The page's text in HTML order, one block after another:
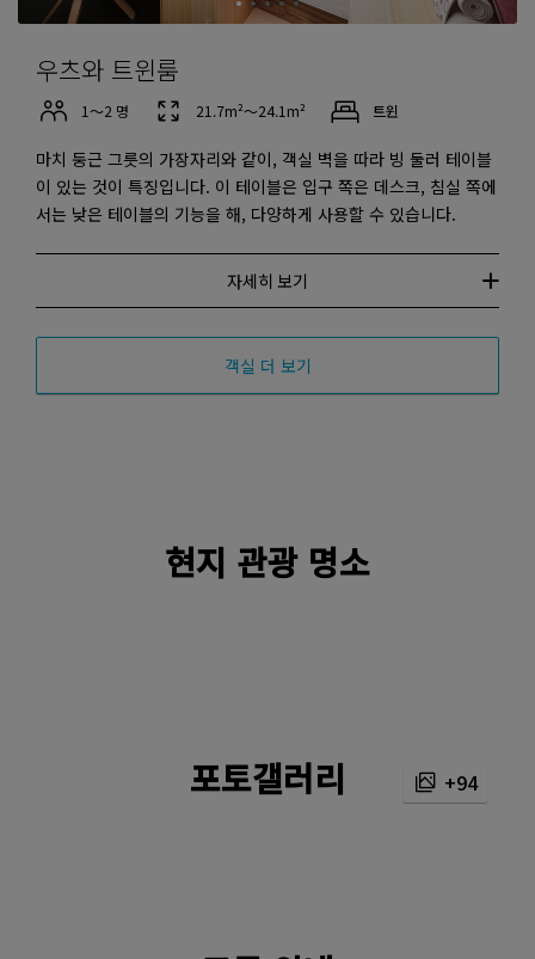
우츠와 트윈룸
1～2 명 21.7m²～24.1m² 트윈
마치 둥근 그릇의 가장자리와 같이, 객실 벽을 따라 빙 둘러 테이블
이 있는 것이 특징입니다. 이 테이블은 입구 쪽은 데스크, 침실 쪽에
서는 낮은 테이블의 기능을 해, 다양하게 사용할 수 있습니다.
자세히 보기
객실 더 보기
현지 관광 명소
포토갤러리 +94